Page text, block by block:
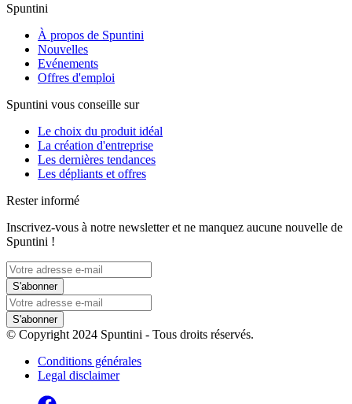
Spuntini
À propos de Spuntini
Nouvelles
Evénements
Offres d'emploi
Spuntini vous conseille sur
Le choix du produit idéal
La création d'entreprise
Les dernières tendances
Les dépliants et offres
Rester informé
Inscrivez-vous à notre newsletter et ne manquez aucune nouvelle de
Spuntini !
S'abonner
S'abonner
© Copyright 2024 Spuntini - Tous droits réservés.
Conditions générales
Legal disclaimer